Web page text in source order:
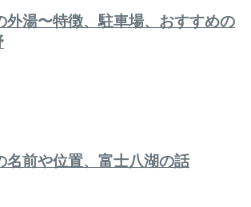
外湯〜特徴、駐車場、おすすめの
名前や位置、富士八湖の話